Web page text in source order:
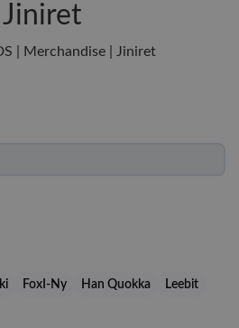
Jiniret
| Merchandise | Jiniret
FoxI-Ny Han Quokka
Leebit